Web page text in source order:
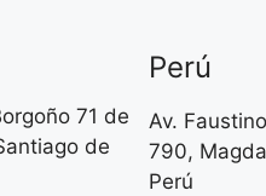
71 de
de
Perú
Av.
790,
Perú